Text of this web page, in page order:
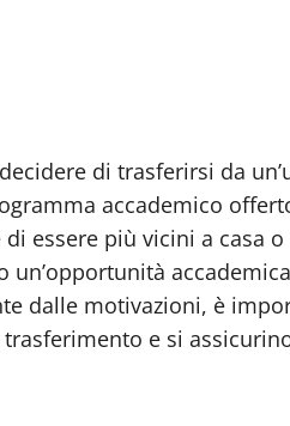
di trasferirsi da
accademico
essere più vicini a casa o
dalle motivazioni, è
e si